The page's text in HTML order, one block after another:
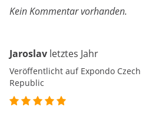
Kein Kommentar vorhanden.
Jaroslav letztes Jahr
Veröffentlicht auf Expondo Czech
Republic